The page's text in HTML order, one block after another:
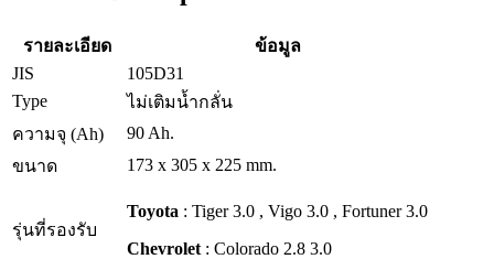
รายละเอียด
ข้อมูล
JIS
105D31
Type
ไม่เติมน้ำกลั่น
ความจุ (Ah)
90 Ah.
ขนาด
173 x 305 x 225 mm.
รุ่นที่รองรับ
Toyota : Tiger 3.0 , Vigo 3.0 , Fortuner 3.0
Chevrolet : Colorado 2.8 3.0